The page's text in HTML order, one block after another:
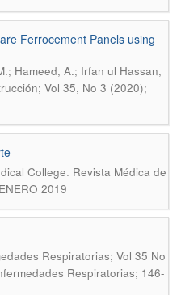
Ferrocement Panels using
Hameed, A.; Irfan ul Hassan,
Vol 35, No 3 (2020);
College. Revista Médica de
2019
Respiratorias; Vol 35 No
Respiratorias; 146-